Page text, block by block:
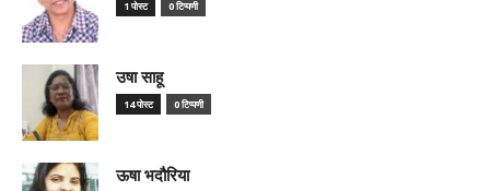
1 पोस्ट 0 टिप्पणी
उषा साहू
14 पोस्ट 0 टिप्पणी
ऊषा भदौरिया